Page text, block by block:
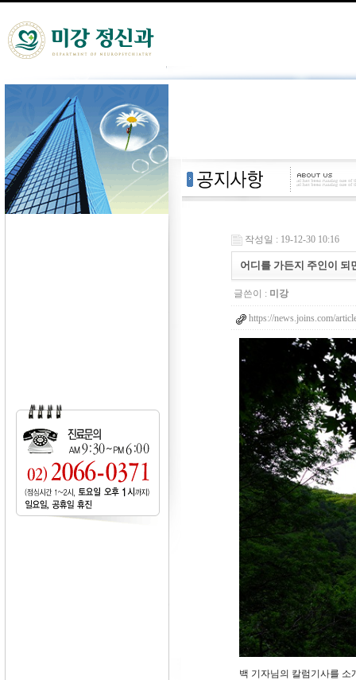
작성일 : 19-12-30 10:16
어디를 가든지 주인이 되
글쓴이 : 미강
https://news.joins.com/
백 기자님의 칼럼기사를 소